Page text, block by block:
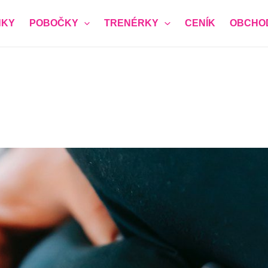
POBOČKY TRENÉRKY CENÍK OBCHOD
registrace)
vám zavolá a domluví přesný čas nezávazné návštěvy)